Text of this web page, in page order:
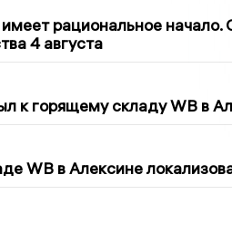
рациональное начало.
4 августа
к горящему складу WB в
WB в Алексине